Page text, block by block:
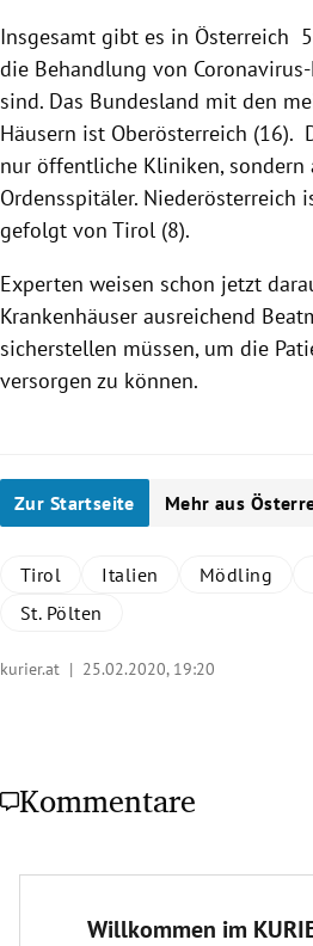
Insgesamt gibt es in Österreich
die Behandlung von
sind. Das Bundesland mit den
Häusern ist Oberösterreich (16).
nur öffentliche Kliniken, sondern
Ordensspitäler. Niederösterreich
gefolgt von Tirol (8).
Experten weisen schon jetzt
Krankenhäuser ausreichend
sicherstellen müssen, um die
versorgen zu können.
Zur Startseite Mehr aus
Tirol Italien Mödling
St. Pölten
kurier.at | 25.02.2020, 19:20
Kommentare